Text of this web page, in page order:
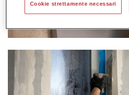
Cookie strettamente necessari